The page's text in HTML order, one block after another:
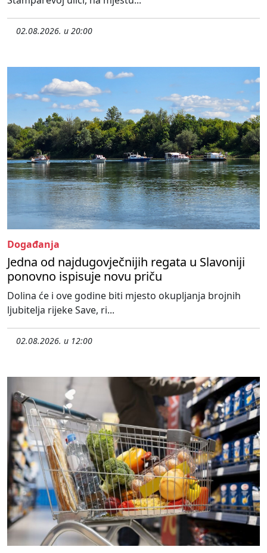
02.08.2026. u 20:00
Događanja
Jedna od najdugovječnijih regata u Slavoniji
ponovno ispisuje novu priču
Dolina će i ove godine biti mjesto okupljanja brojnih
ljubitelja rijeke Save, ri...
02.08.2026. u 12:00